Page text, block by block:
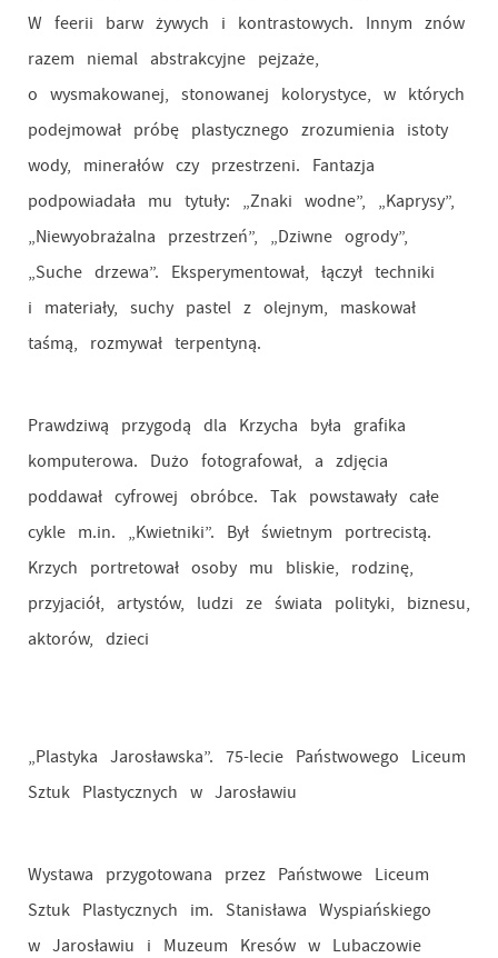
W feerii barw żywych i kontrastowych. Innym znów
razem niemal abstrakcyjne pejzaże,
o wysmakowanej, stonowanej kolorystyce, w których
podejmował próbę plastycznego zrozumienia istoty
wody, minerałów czy przestrzeni. Fantazja
podpowiadała mu tytuły: „Znaki wodne”, „Kaprysy”,
„Niewyobrażalna przestrzeń”, „Dziwne ogrody”,
„Suche drzewa”. Eksperymentował, łączył techniki
i materiały, suchy pastel z olejnym, maskował
taśmą, rozmywał terpentyną.
Prawdziwą przygodą dla Krzycha była grafika
komputerowa. Dużo fotografował, a zdjęcia
poddawał cyfrowej obróbce. Tak powstawały całe
cykle m.in. „Kwietniki”. Był świetnym portrecistą.
Krzych portretował osoby mu bliskie, rodzinę,
przyjaciół, artystów, ludzi ze świata polityki, biznesu,
aktorów, dzieci
„Plastyka Jarosławska”. 75-lecie Państwowego Liceum
Sztuk Plastycznych w Jarosławiu
Wystawa przygotowana przez Państwowe Liceum
Sztuk Plastycznych im. Stanisława Wyspiańskiego
w Jarosławiu i Muzeum Kresów w Lubaczowie